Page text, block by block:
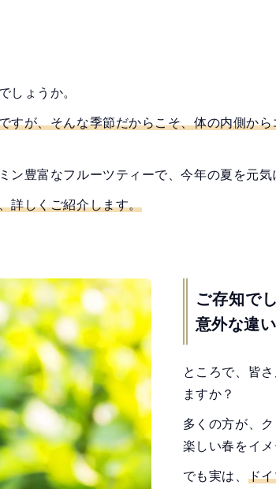
しょうか。
すが、そんな季節だからこそ、体の内側か
ン豊富なフルーツティーで、今年の夏を元
詳しくご紹介します。
ご存知で
意外な違い
ところで、皆
ますか？
多くの方が、
楽しい春をイメ
でも実は、 ド